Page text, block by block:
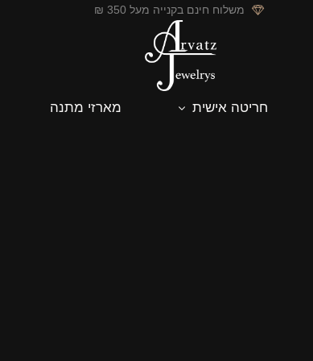
משלוח חינם בקנייה מעל 350 ₪
חריטה אישית מארזי מתנה